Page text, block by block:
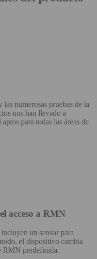
numerosas pruebas de la
nos han llevado a
para todas las áreas de
acceso a RMN
un sensor para
el dispositivo cambia
RMN predefinida.